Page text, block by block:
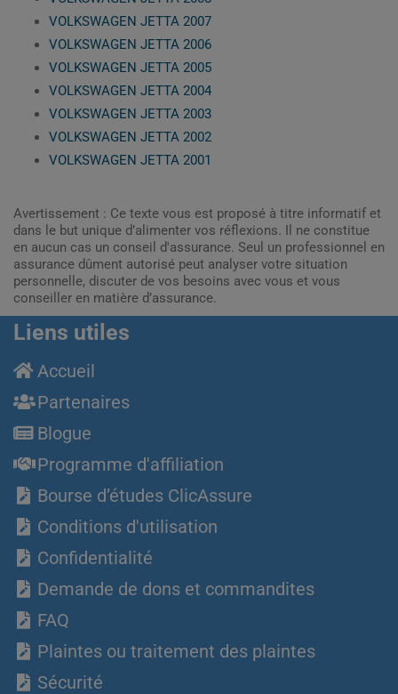
VOLKSWAGEN JETTA 2007
VOLKSWAGEN JETTA 2006
VOLKSWAGEN JETTA 2005
VOLKSWAGEN JETTA 2004
VOLKSWAGEN JETTA 2003
VOLKSWAGEN JETTA 2002
VOLKSWAGEN JETTA 2001
Avertissement : Ce texte vous est proposé à titre informatif et
dans le but unique d’alimenter vos réflexions. Il ne constitue
en aucun cas un conseil d'assurance. Seul un professionnel en
assurance dûment autorisé peut analyser votre situation
personnelle, discuter de vos besoins avec vous et vous
conseiller en matière d’assurance.
Liens utiles
Accueil
Partenaires
Blogue
Programme d'affiliation
Bourse d’études ClicAssure
Conditions d'utilisation
Confidentialité
Demande de dons et commandites
FAQ
Plaintes ou traitement des plaintes
Sécurité